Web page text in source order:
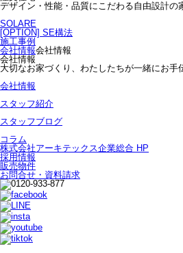
デザイン・性能・品質にこだわる自由設計の
SOLARE
[OPTION] SE構法
施工事例
会社情報会社情報
会社情報
大切なお家づくり、わたしたちが一緒にお手
会社情報
スタッフ紹介
スタッフブログ
コラム
株式会社アーキテックス企業総合 HP
採用情報
販売物件
お問合せ・資料請求